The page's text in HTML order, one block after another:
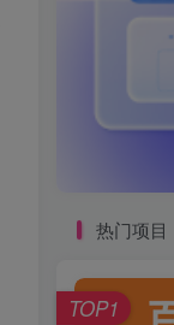
热门项目
TOP1